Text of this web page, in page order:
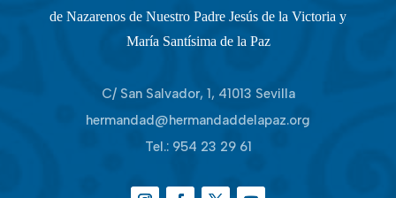
de Nazarenos de Nuestro Padre Jesús de la Victoria y
María Santísima de la Paz
C/ San Salvador, 1, 41013 Sevilla
hermandad@hermandaddelapaz.org
Tel.: 954 23 29 61